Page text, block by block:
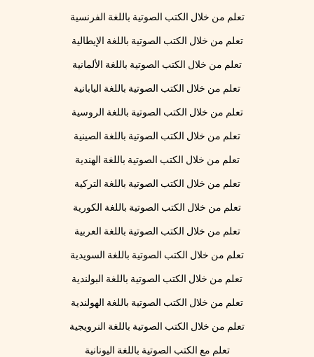
تعلم من خلال الكتب الصوتية باللغة الفرنسية
تعلم من خلال الكتب الصوتية باللغة الإيطالية
تعلم من خلال الكتب الصوتية باللغة الألمانية
تعلم من خلال الكتب الصوتية باللغة اليابانية
تعلم من خلال الكتب الصوتية باللغة الروسية
تعلم من خلال الكتب الصوتية باللغة الصينية
تعلم من خلال الكتب الصوتية باللغة الهندية
تعلم من خلال الكتب الصوتية باللغة التركية
تعلم من خلال الكتب الصوتية باللغة الكورية
تعلم من خلال الكتب الصوتية باللغة العربية
تعلم من خلال الكتب الصوتية باللغة السويدية
تعلم من خلال الكتب الصوتية باللغة البولندية
تعلم من خلال الكتب الصوتية باللغة الهولندية
تعلم من خلال الكتب الصوتية باللغة النرويجية
تعلم مع الكتب الصوتية باللغة اليونانية